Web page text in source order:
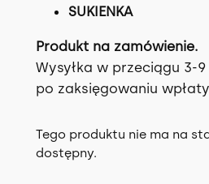
SUKIENKA
Produkt na zamówienie.
Wysyłka w przeciągu 3-
po zaksięgowaniu
Tego produktu nie ma na
dostępny.